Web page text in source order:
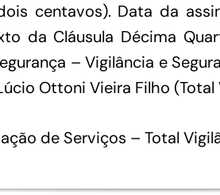
centavos). Data da
da Cláusula Décima
– Vigilância e
Ottoni Vieira Filho (Total
de Serviços – Total